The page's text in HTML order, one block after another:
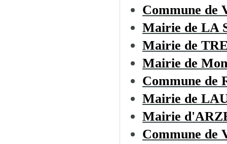
Commune
Mairie de LA
Mairie de
Mairie de
Commune de
Mairie de
Mairie
Commune